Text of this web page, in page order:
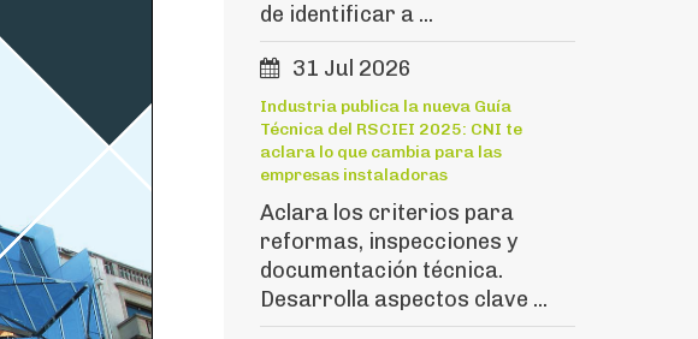
de identificar a ...
31 Jul 2026
Industria publica la nueva Guía
Técnica del RSCIEI 2025: CNI te
aclara lo que cambia para las
empresas instaladoras
Aclara los criterios para
reformas, inspecciones y
documentación técnica.
Desarrolla aspectos clave ...